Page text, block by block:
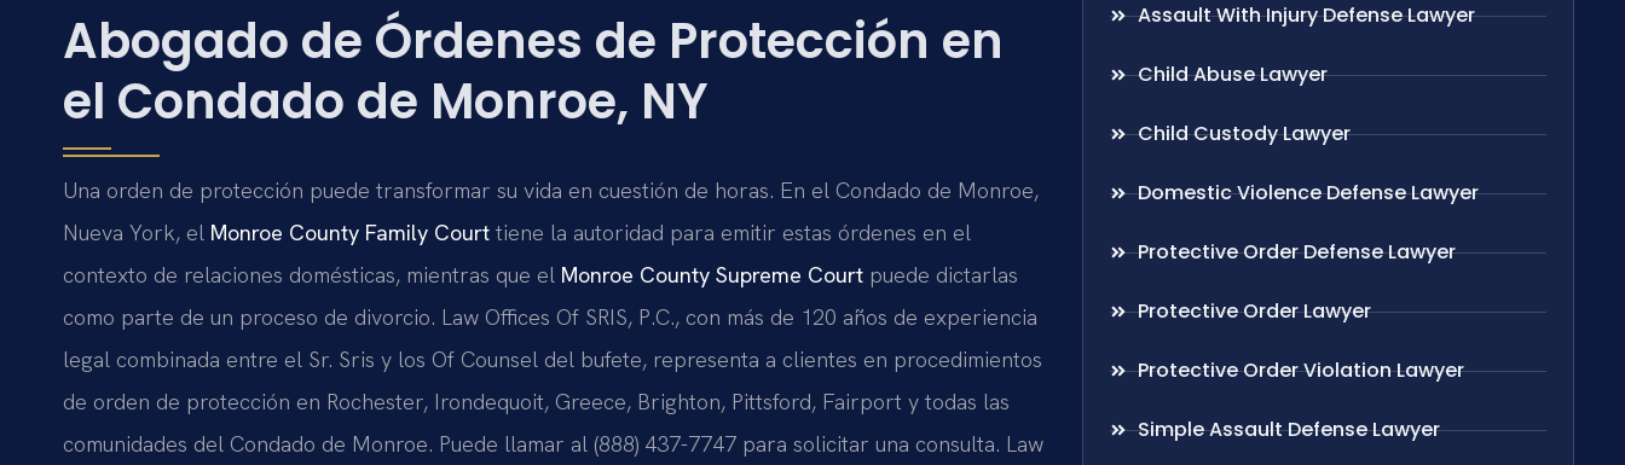
Abogado de Órdenes de Protección en
el Condado de Monroe, NY
Una orden de protección puede transformar su vida en cuestión de horas. En el Condado de Monroe,
Nueva York, el Monroe County Family Court tiene la autoridad para emitir estas órdenes en el
contexto de relaciones domésticas, mientras que el Monroe County Supreme Court puede dictarlas
como parte de un proceso de divorcio. Law Offices Of SRIS, P.C., con más de 120 años de experiencia
legal combinada entre el Sr. Sris y los Of Counsel del bufete, representa a clientes en procedimientos
de orden de protección en Rochester, Irondequoit, Greece, Brighton, Pittsford, Fairport y todas las
comunidades del Condado de Monroe. Puede llamar al (888) 437-7747 para solicitar una consulta. Law
Assault With Injury Defense Lawyer
Child Abuse Lawyer
Child Custody Lawyer
Domestic Violence Defense Lawyer
Protective Order Defense Lawyer
Protective Order Lawyer
Protective Order Violation Lawyer
Simple Assault Defense Lawyer